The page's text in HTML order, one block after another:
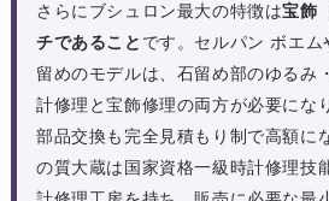
さらにブシュロン最大の特徴は宝飾
チであること です。セルパン ボエ
留めのモデルは、石留め部のゆるみ
計修理と宝飾修理の両方が必要にな
部品交換も完全見積もり制で高額に
の質大蔵は国家資格一級時計修理技